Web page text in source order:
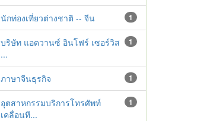
1
นักท่องเที่ยวต่างชาติ -- จีน
1
บริษัท แอดวานซ์ อินโฟร์ เซอร์วิส
...
1
ภาษาจีนธุรกิจ
1
อุตสาหกรรมบริการโทรศัพท์
เคลื่อนที...